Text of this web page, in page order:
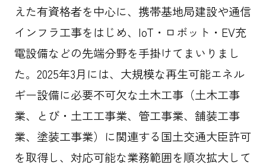
えた有資格者を中心に、携帯基地局建設や通信
インフラ工事をはじめ、IoT・ロボット・EV充
電設備などの先端分野を手掛けてまいりまし
た。2025年3月には、大規模な再生可能エネル
ギー設備に必要不可欠な土木工事（土木工事
業、とび・土工工事業、管工事業、舗装工事
業、塗装工事業）に関連する国土交通大臣許可
を取得し、対応可能な業務範囲を順次拡大して